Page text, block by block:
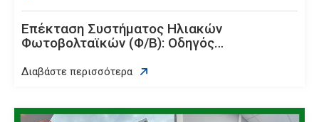
Επέκταση Συστήματος Ηλιακών
Φωτοβολταϊκών (Φ/Β): Οδηγός
Εφαρμογής (Βελτιστοποιημένη Έκδοση)
Διαβάστε περισσότερα